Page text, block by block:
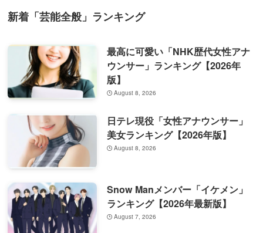
新着「芸能全般」ランキング
最高に可愛い「NHK歴代女性アナ
ウンサー」ランキング【2026年
版】
August 8, 2026
日テレ現役「女性アナウンサー」
美女ランキング【2026年版】
August 8, 2026
Snow Manメンバー「イケメン」
ランキング【2026年最新版】
August 7, 2026